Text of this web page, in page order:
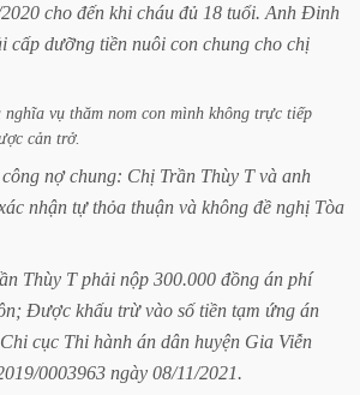
cho đến khi cháu đủ 18 tuổi. Anh Đinh
cấp dưỡng tiền nuôi con chung cho chị
nghĩa vụ thăm nom con mình không trực tiếp
cản trở.
công nợ chung: Chị Trần Thùy T và anh
nhận tự thỏa thuận và không đề nghị Tòa
Thùy T phải nộp 300.000 đồng án phí
Được khấu trừ vào số tiền tạm ứng án
Chi cục Thi hành án dân huyện Gia Viễn
0003963 ngày 08/11/2021.